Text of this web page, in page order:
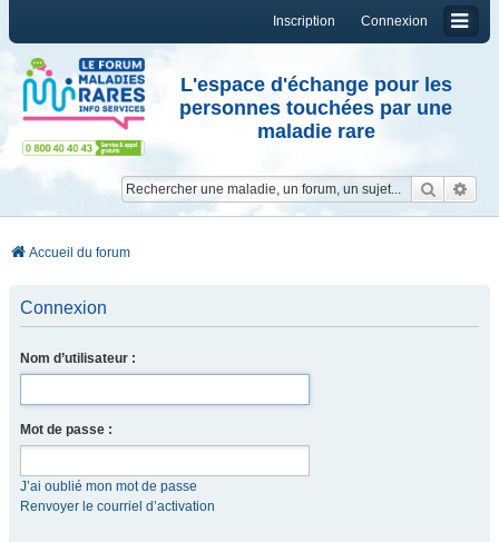
Connexion
Inscription
L'espace d'échange pour les
personnes touchées par une
maladie rare
Accueil du forum
Connexion
Nom d’utilisateur :
Mot de passe :
J’ai oublié mon mot de passe
Renvoyer le courriel d’activation